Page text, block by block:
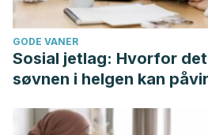
GODE VANER
Sosial jetlag: Hvorfor
søvnen i helgen kan